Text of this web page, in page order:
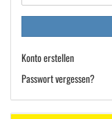
Konto erstellen
Passwort vergessen?